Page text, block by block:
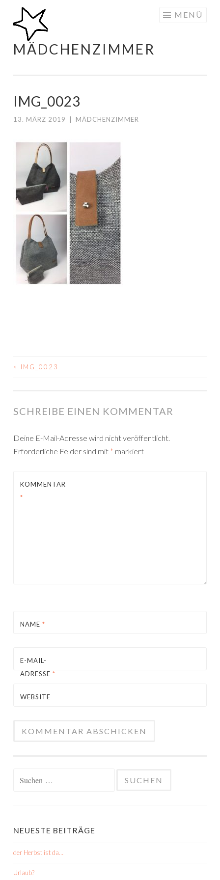
Zum
Inhalt
springen
MÄDCHENZIMMER
MENÜ
IMG_0023
13. MÄRZ 2019 MÄDCHENZIMMER
BEITRAGSNAVIGATION
< IMG_0023
SCHREIBE EINEN KOMMENTAR
Deine E-Mail-Adresse wird nicht veröffentlicht.
Erforderliche Felder sind mit * markiert
KOMMENTAR
*
NAME *
E-MAIL-
ADRESSE *
WEBSITE
NEUESTE BEITRÄGE
der Herbst ist da…
Urlaub?